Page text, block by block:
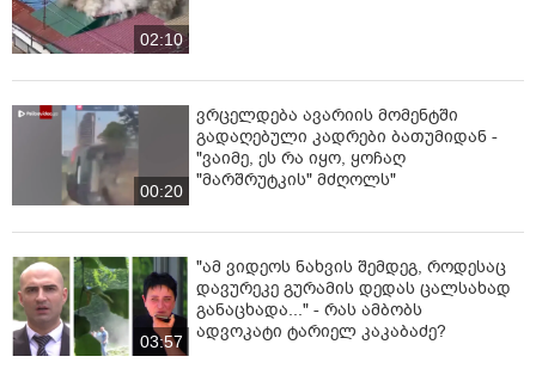
02:10
00:20
ვრცელდება ავარიის მომენტში
გადაღებული კადრები ბათუმიდან -
"ვაიმე, ეს რა იყო, ყოჩაღ
"მარშრუტკის" მძღოლს"
03:57
"ამ ვიდეოს ნახვის შემდეგ, როდესაც
დავურეკე გურამის დედას ცალსახად
განაცხადა..." - რას ამბობს
ადვოკატი ტარიელ კაკაბაძე?